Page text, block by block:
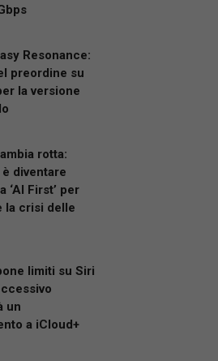
Resonance:
preordine su
la versione
rotta:
è diventare
‘AI First’ per
la crisi delle
limiti su Siri
un
a iCloud+